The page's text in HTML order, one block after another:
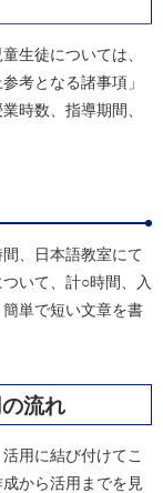
生徒については、
考となる諸事項」
時数、指導期間、
、日本語教室にて
いて、計○時間、入
単で短い文章を書
流れ
用に結び付けてこ
から活用までを見